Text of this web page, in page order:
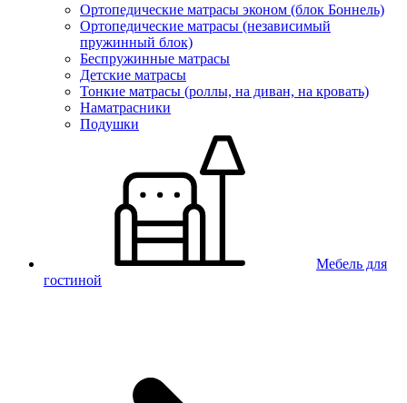
Ортопедические матрасы эконом (блок Боннель)
Ортопедические матрасы (независимый
пружинный блок)
Беcпружинные матрасы
Детские матрасы
Тонкие матрасы (роллы, на диван, на кровать)
Наматрасники
Подушки
Мебель для
гостиной